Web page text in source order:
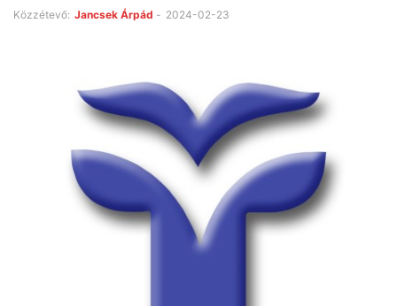
Közzétevő: Jancsek Árpád - 2024-02-23